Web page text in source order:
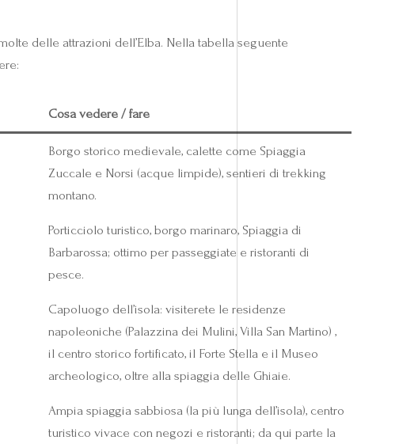
delle attrazioni dell’Elba. Nella tabella seguente
Cosa vedere / fare
Borgo storico medievale, calette come Spiaggia
Zuccale e Norsi (acque limpide), sentieri di trekking
montano.
Porticciolo turistico, borgo marinaro, Spiaggia di
Barbarossa; ottimo per passeggiate e ristoranti di
pesce.
Capoluogo dell’isola: visiterete le residenze
napoleoniche (Palazzina dei Mulini, Villa San Martino) ,
il centro storico fortificato, il Forte Stella e il Museo
archeologico, oltre alla spiaggia delle Ghiaie.
Ampia spiaggia sabbiosa (la più lunga dell’isola), centro
turistico vivace con negozi e ristoranti; da qui parte la